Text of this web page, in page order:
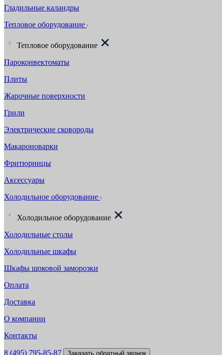
Гладильные каландры
Тепловое оборудование
Тепловое оборудование
Пароконвектоматы
Плиты
Жарочные поверхности
Грили
Электрические сковороды
Макароноварки
Фритюрницы
Аксессуары
Холодильное оборудование
Холодильное оборудование
Холодильные столы
Холодильные шкафы
Шкафы шоковой заморозки
Оплата
Доставка
О компании
Контакты
8 (495) 795-85-87 Заказать обратный звонок